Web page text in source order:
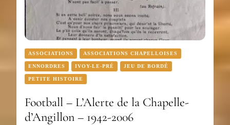
ASSOCIATIONS ASSOCIATIONS CHAPELLOISES
ENNORDRES IVOY-LE-PRÉ JEU DE BORDÉ
PETITE HISTOIRE
Football – L’Alerte de la Chapelle-
d’Angillon – 1942-2006